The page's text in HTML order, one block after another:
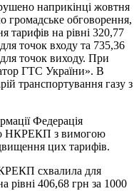
наприкінці жовтня
громадське обговорення,
тарифів на рівні 320,77
точок входу та 735,36
точок виходу. При
ГТС України». В
транспортування газу з
Федерація
НКРЕКП з вимогою
цих тарифів.
схвалила для
рівні 406,68 грн за 1000